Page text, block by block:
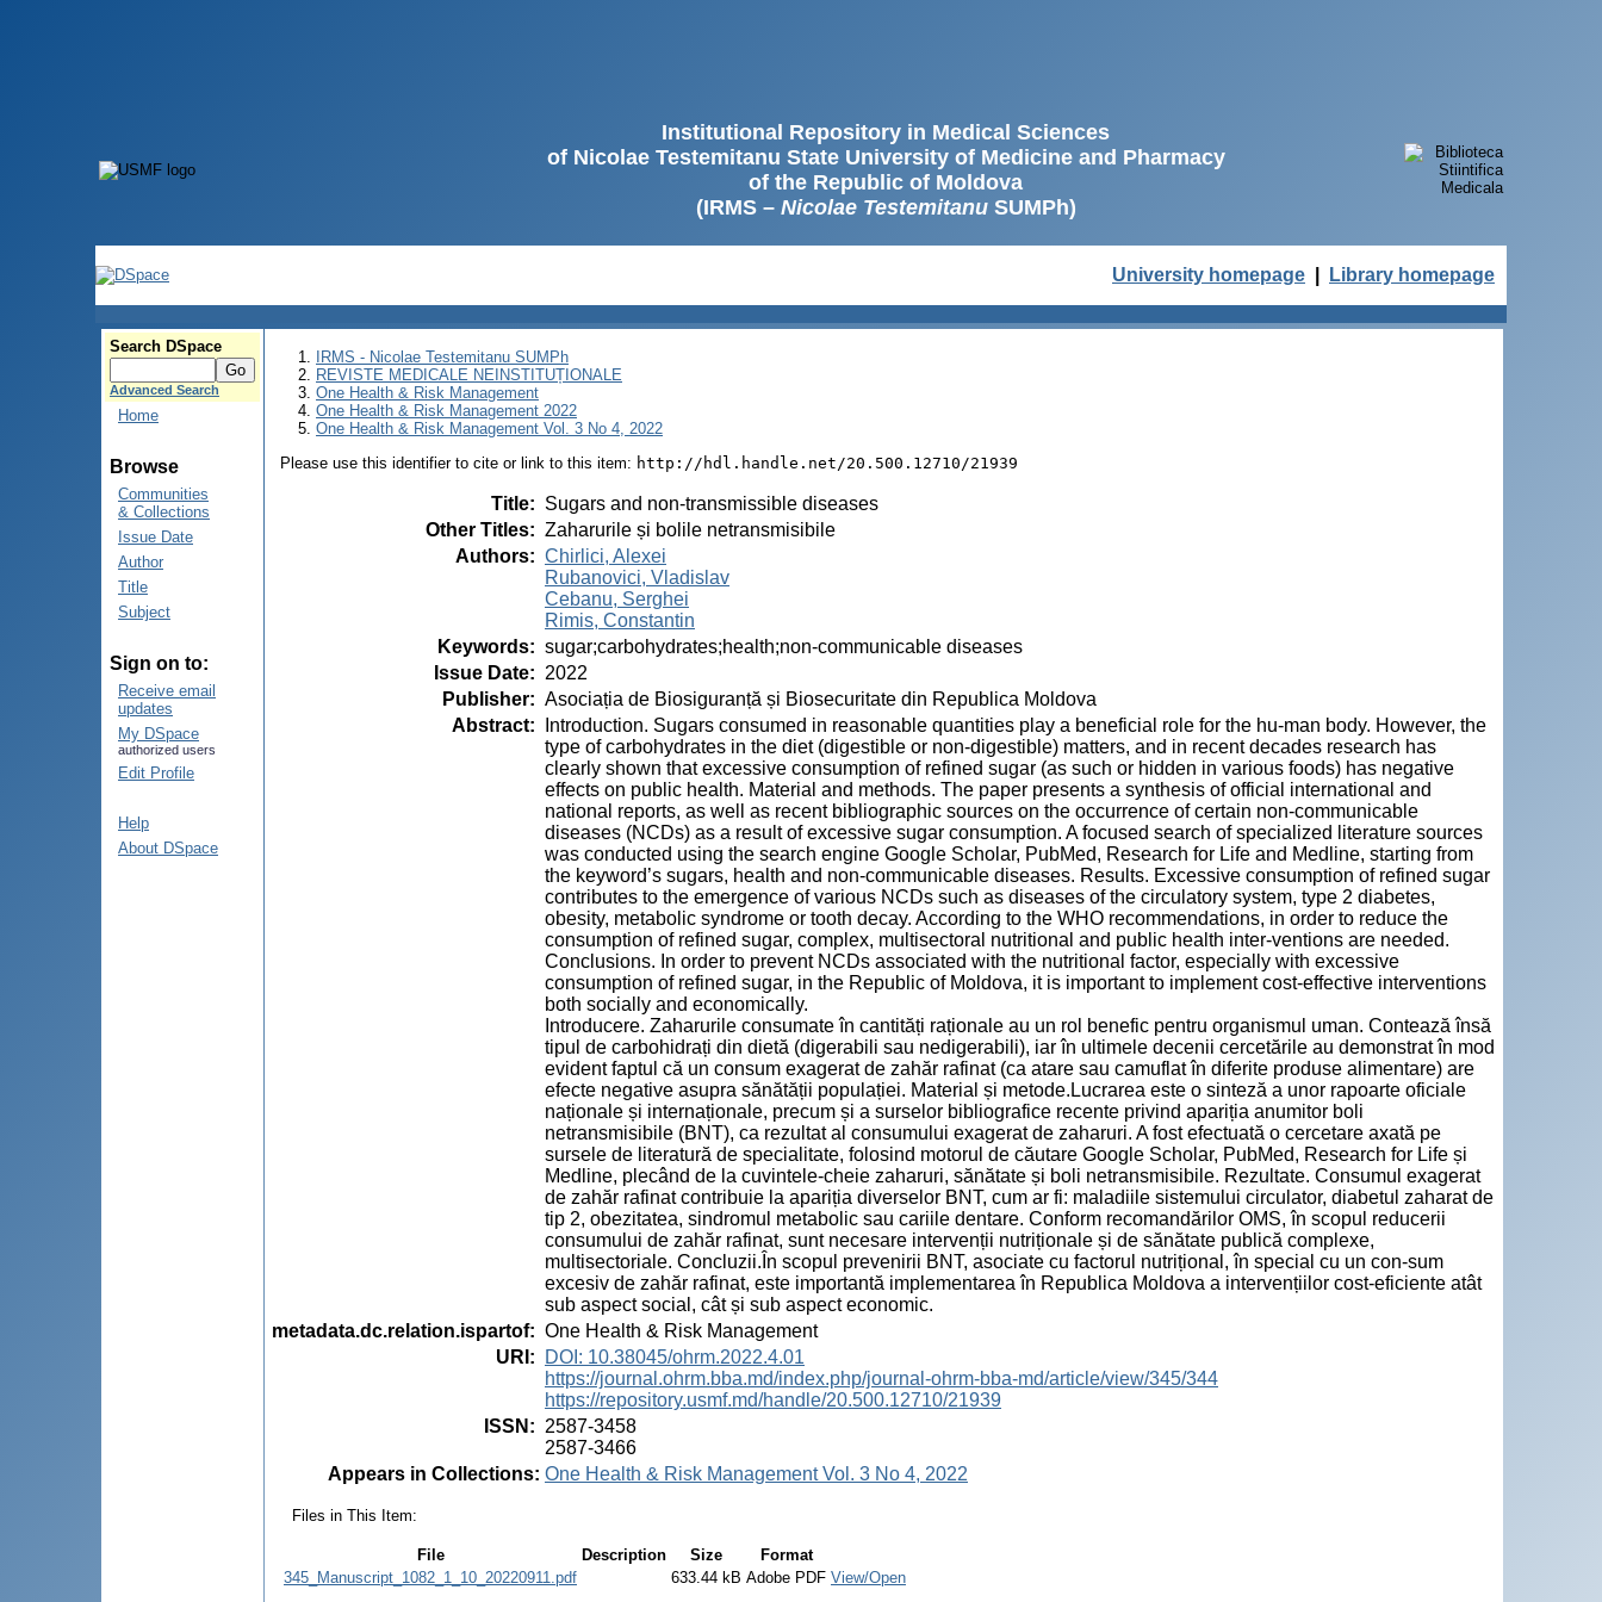
Institutional Repository in Medical Sciences
of Nicolae Testemitanu State University of Medicine and Pharmacy
of the Republic of Moldova
(IRMS – Nicolae TestemitanuSUMPh)
University homepage Library homepage
Search DSpace
Advanced Search
Home
Browse
Communities
& Collections
Issue Date
Author
Title
Subject
Sign on to:
Receive email
updates
My DSpace
authorized users
Edit Profile
Help
About DSpace
IRMS - Nicolae Testemitanu SUMPh
REVISTE MEDICALE NEINSTITUȚIONALE
One Health & Risk Management
One Health & Risk Management 2022
One Health & Risk Management Vol. 3 No 4, 2022
Please use this identifier to cite or link to this item: http://hdl.handle.net/20.500.12710/21939
Title: Sugars and non-transmissible diseases
Other Titles: Zaharurile și bolile netransmisibile
Authors: Chirlici, Alexei
Rubanovici, Vladislav
Cebanu, Serghei
Rimis, Constantin
Keywords: sugar;carbohydrates;health;non-communicable diseases
Issue Date: 2022
Publisher: Asociația de Biosiguranță și Biosecuritate din Republica Moldova
Abstract:
Introduction. Sugars consumed in reasonable quantities play a beneficial role for the hu-man body. However, the
type of carbohydrates in the diet (digestible or non-digestible) matters, and in recent decades research has
clearly shown that excessive consumption of refined sugar (as such or hidden in various foods) has negative
effects on public health. Material and methods. The paper presents a synthesis of official international and
national reports, as well as recent bibliographic sources on the occurrence of certain non-communicable
diseases (NCDs) as a result of excessive sugar consumption. A focused search of specialized literature sources
was conducted using the search engine Google Scholar, PubMed, Research for Life and Medline, starting from
the keyword’s sugars, health and non-communicable diseases. Results. Excessive consumption of refined sugar
contributes to the emergence of various NCDs such as diseases of the circulatory system, type 2 diabetes,
obesity, metabolic syndrome or tooth decay. According to the WHO recommendations, in order to reduce the
consumption of refined sugar, complex, multisectoral nutritional and public health inter-ventions are needed.
Conclusions. In order to prevent NCDs associated with the nutritional factor, especially with excessive
consumption of refined sugar, in the Republic of Moldova, it is important to implement cost-effective interventions
both socially and economically.
Introducere. Zaharurile consumate în cantități raționale au un rol benefic pentru organismul uman. Contează însă
tipul de carbohidrați din dietă (digerabili sau nedigerabili), iar în ultimele decenii cercetările au demonstrat în mod
evident faptul că un consum exagerat de zahăr rafinat (ca atare sau camuflat în diferite produse alimentare) are
efecte negative asupra sănătății populației. Material și metode.Lucrarea este o sinteză a unor rapoarte oficiale
naționale și internaționale, precum și a surselor bibliografice recente privind apariția anumitor boli
netransmisibile (BNT), ca rezultat al consumului exagerat de zaharuri. A fost efectuată o cercetare axată pe
sursele de literatură de specialitate, folosind motorul de căutare Google Scholar, PubMed, Research for Life și
Medline, plecând de la cuvintele-cheie zaharuri, sănătate și boli netransmisibile. Rezultate. Consumul exagerat
de zahăr rafinat contribuie la apariția diverselor BNT, cum ar fi: maladiile sistemului circulator, diabetul zaharat de
tip 2, obezitatea, sindromul metabolic sau cariile dentare. Conform recomandărilor OMS, în scopul reducerii
consumului de zahăr rafinat, sunt necesare intervenții nutriționale și de sănătate publică complexe,
multisectoriale. Concluzii.În scopul prevenirii BNT, asociate cu factorul nutrițional, în special cu un con-sum
excesiv de zahăr rafinat, este importantă implementarea în Republica Moldova a intervențiilor cost-eficiente atât
sub aspect social, cât și sub aspect economic.
metadata.dc.relation.ispartof: One Health & Risk Management
URI :
DOI: 10.38045/ohrm.2022.4.01
https://journal.ohrm.bba.md/index.php/journal-ohrm-bba-md/article/view/345/344
https://repository.usmf.md/handle/20.500.12710/21939
ISSN : 2587-3458
2587-3466
Appears in Collections: One Health & Risk Management Vol. 3 No 4, 2022
Files in This Item:
File Description Size
Format
345_Manuscript_1082_1_10_20220911.pdf
633.44 kB Adobe PDF View/Open